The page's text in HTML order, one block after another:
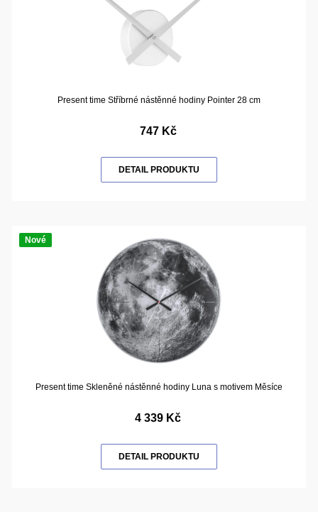
Present time Stříbrné nástěnné hodiny Pointer 28 cm
747 Kč
DETAIL PRODUKTU
Nové
Present time Skleněné nástěnné hodiny Luna s motivem Měsíce
4 339 Kč
DETAIL PRODUKTU